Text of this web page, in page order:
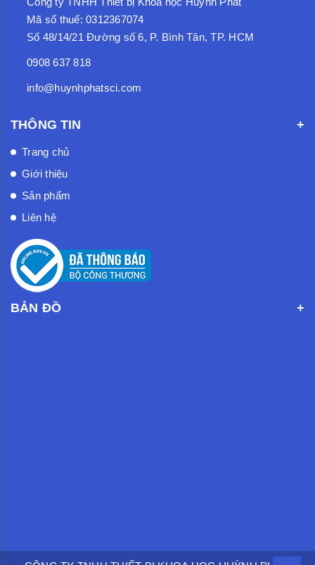
Mã số thuế: 0312367074
Số 48/14/21 Đường số 6, P. Bình Tân, TP. HCM
0908 637 818
info@huynhphatsci.com
THÔNG TIN
Trang chủ
Giới thiệu
Sản phẩm
Liên hệ
BẢN ĐỒ